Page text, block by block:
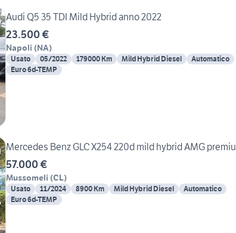
Audi Q5 35 TDI Mild Hybrid anno 2022
23.500 €
Napoli (NA)
Usato 05/2022 179000 Km Mild Hybrid Diesel
Automatico
Euro 6d-TEMP
Mercedes Benz GLC X254 220d mild hybrid AMG premiu
57.000 €
Mussomeli (CL)
Usato 11/2024 8900 Km Mild Hybrid Diesel
Automatico
Euro 6d-TEMP